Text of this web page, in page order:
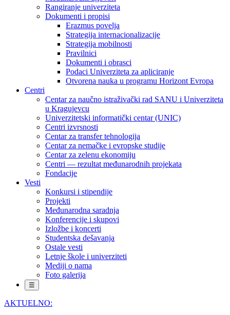
Rangiranje univerziteta
Dokumenti i propisi
Erazmus povelja
Strategija internacionalizacije
Strategija mobilnosti
Pravilnici
Dokumenti i obrasci
Podaci Univerziteta za apliciranje
Otvorena nauka u programu Horizont Evropa
Centri
Centar za naučno istraživački rad SANU i Univerziteta
u Kragujevcu
Univerzitetski informatički centar (UNIC)
Centri izvrsnosti
Centar za transfer tehnologija
Centar za nemačke i evropske studije
Centar za zelenu ekonomiju
Centri — rezultat međunarodnih projekata
Fondacije
Vesti
Konkursi i stipendije
Projekti
Međunarodna saradnja
Konferencije i skupovi
Izložbe i koncerti
Studentska dešavanja
Ostale vesti
Letnje škole i univerziteti
Mediji o nama
Foto galerija
☰
AKTUELNO: